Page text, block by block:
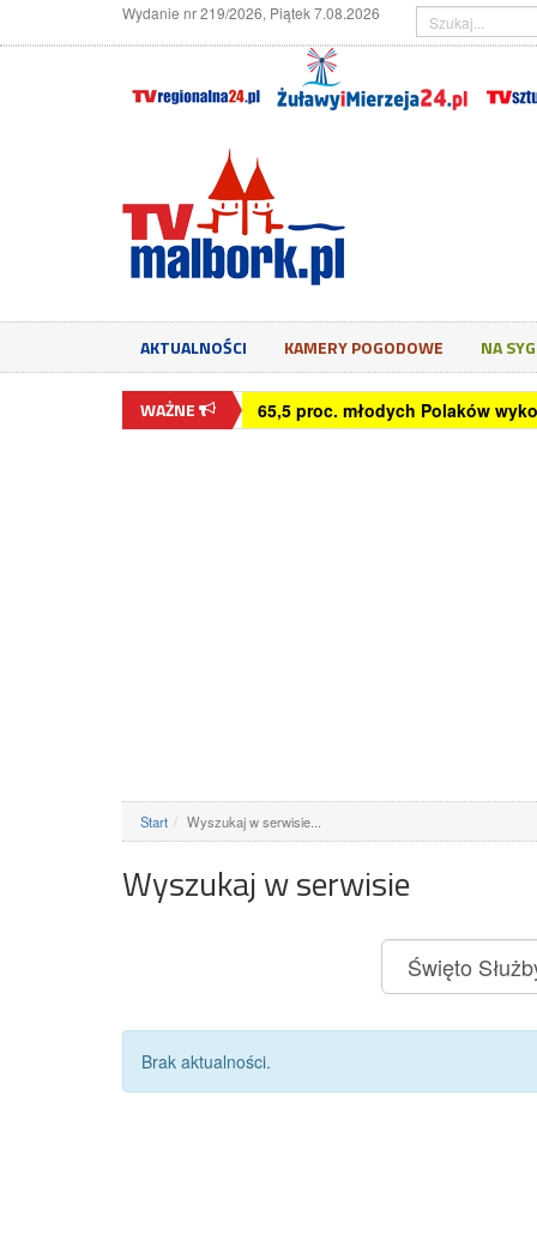
Wydanie nr 219/2026, Piątek 7.08.2026
AKTUALNOŚCI KAMERY POGODOWE NA
WAŻNE 65,5 proc. młodych Polaków
Start Wyszukaj w serwisie...
Wyszukaj w serwisie
Brak aktualności.